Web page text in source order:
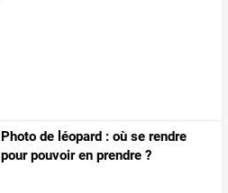
Photo de léopard : où se rendre
pour pouvoir en prendre ?